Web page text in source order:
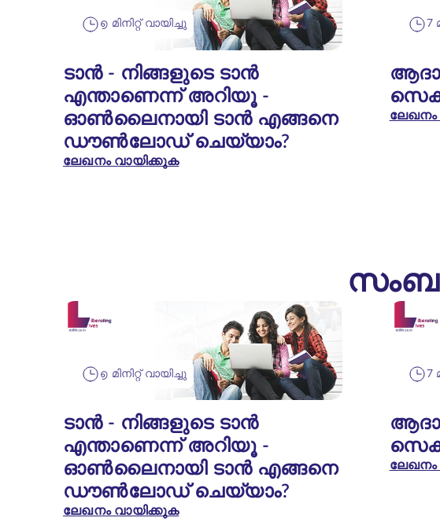
൭ മിനിറ്റ് വായിച്ചു
ടാൻ - നിങ്ങളുടെ ടാൻ
എന്താണെന്ന് അറിയൂ -
ഓൺലൈനായി ടാൻ എങ്ങനെ
ഡൗൺലോഡ് ചെയ്യാം?
ലേഖനം വായിക്കുക
7
ലേഖനം
൭ മിനിറ്റ് വായിച്ചു
ടാൻ - നിങ്ങളുടെ ടാൻ
എന്താണെന്ന് അറിയൂ -
ഓൺലൈനായി ടാൻ എങ്ങനെ
ഡൗൺലോഡ് ചെയ്യാം?
ലേഖനം വായിക്കുക
7
ലേഖനം